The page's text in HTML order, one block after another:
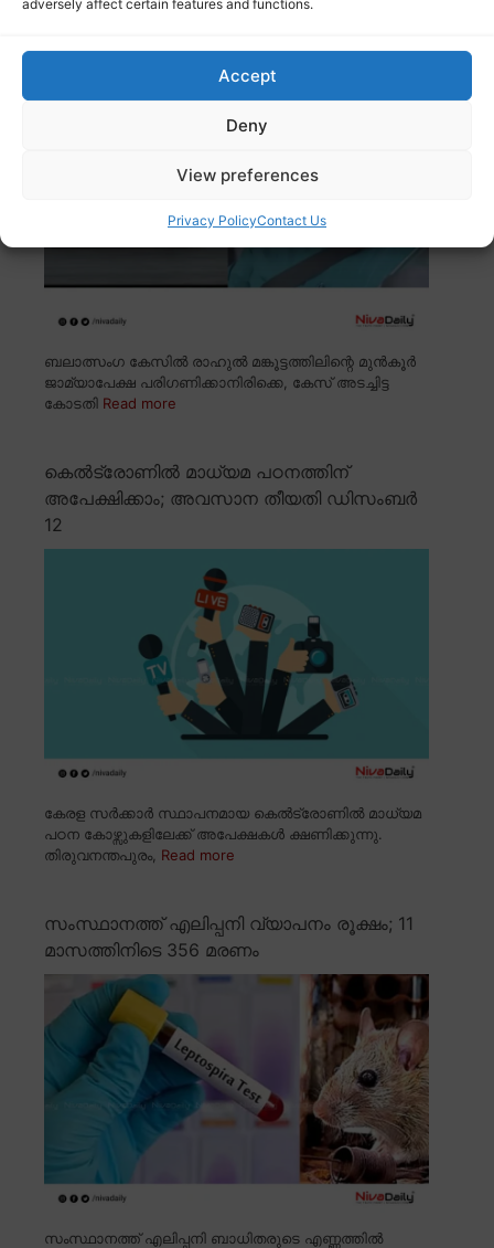
adversely affect certain features and functions.
Accept
Deny
View preferences
Privacy PolicyContact Us
രാഹുൽ മങ്കൂട്ടത്തിലിന്റെ മുൻകൂർ
ജാമ്യാപേക്ഷ; അടച്ചിട്ട കോടതിയിൽ വാദം
കേൾക്കണമെന്ന് അതിജീവിത
ബലാത്സംഗ കേസിൽ രാഹുൽ മങ്കൂട്ടത്തിലിന്റെ മുൻകൂർ
ജാമ്യാപേക്ഷ പരിഗണിക്കാനിരിക്കെ, കേസ് അടച്ചിട്ട
കോടതി Read more
കെൽട്രോണിൽ മാധ്യമ പഠനത്തിന്
അപേക്ഷിക്കാം; അവസാന തീയതി ഡിസംബർ
12
കേരള സർക്കാർ സ്ഥാപനമായ കെൽട്രോണിൽ മാധ്യമ
പഠന കോഴ്സുകളിലേക്ക് അപേക്ഷകൾ ക്ഷണിക്കുന്നു.
തിരുവനന്തപുരം, Read more
സംസ്ഥാനത്ത് എലിപ്പനി വ്യാപനം രൂക്ഷം; 11
മാസത്തിനിടെ 356 മരണം
സംസ്ഥാനത്ത് എലിപ്പനി ബാധിതരുടെ എണ്ണത്തിൽ